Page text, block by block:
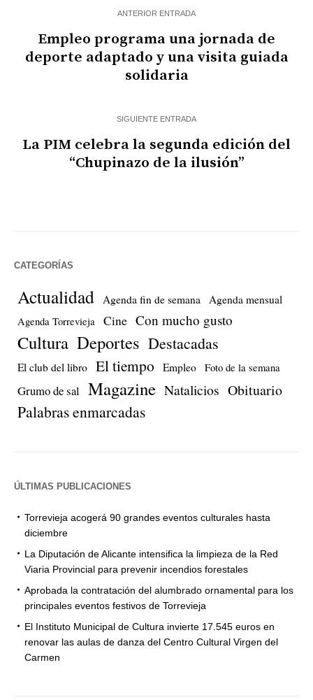
ANTERIOR ENTRADA
Empleo programa una jornada de
deporte adaptado y una visita guiada
solidaria
SIGUIENTE ENTRADA
La PIM celebra la segunda edición del
“Chupinazo de la ilusión”
CATEGORÍAS
Actualidad Agenda fin de semana Agenda mensual
Agenda Torrevieja Cine Con mucho gusto
Cultura Deportes Destacadas
El club del libro El tiempo Empleo Foto de la semana
Grumo de sal Magazine Natalicios Obituario
Palabras enmarcadas
ÚLTIMAS PUBLICACIONES
Torrevieja acogerá 90 grandes eventos culturales hasta
diciembre
La Diputación de Alicante intensifica la limpieza de la Red
Viaria Provincial para prevenir incendios forestales
Aprobada la contratación del alumbrado ornamental para los
principales eventos festivos de Torrevieja
El Instituto Municipal de Cultura invierte 17.545 euros en
renovar las aulas de danza del Centro Cultural Virgen del
Carmen